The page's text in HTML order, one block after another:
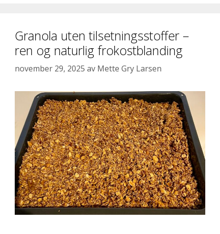
Granola uten tilsetningsstoffer –
ren og naturlig frokostblanding
november 29, 2025 av Mette Gry Larsen